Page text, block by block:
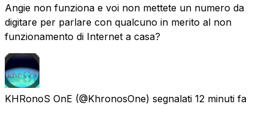
Angie non funziona e voi non mettete un numero da
digitare per parlare con qualcuno in merito al non
funzionamento di Internet a casa?
KHRonoS OnE (@KhronosOne) segnalati 12 minuti fa